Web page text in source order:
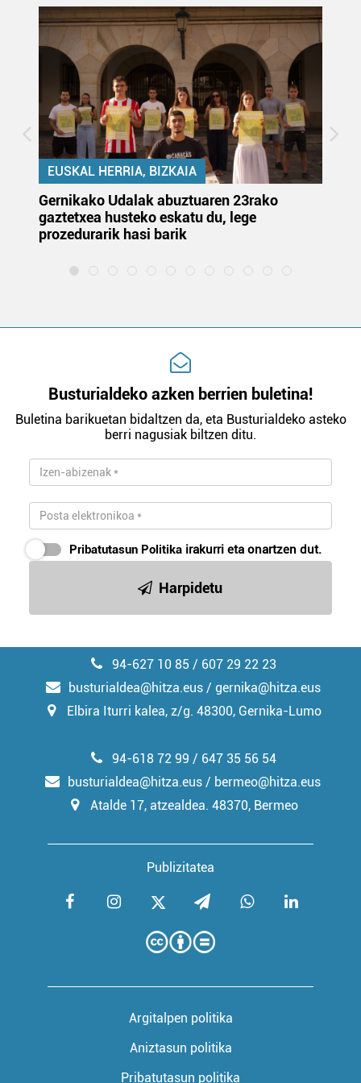
EUSKAL HERRIA, BIZKAIA
Gernikako Udalak abuztuaren 23rako
gaztetxea husteko eskatu du, lege
prozedurarik hasi barik
Busturialdeko azken berrien buletina!
Buletina barikuetan bidaltzen da, eta Busturialdeko asteko
berri nagusiak biltzen ditu.
Pribatutasun Politika irakurri eta onartzen dut.
Harpidetu
94-627 10 85 / 607 29 22 23
busturialdea@hitza.eus / gernika@hitza.eus
Elbira Iturri kalea, z/g. 48300, Gernika-Lumo
Publizitatea
94-618 72 99 / 647 35 56 54
busturialdea@hitza.eus / bermeo@hitza.eus
Atalde 17, atzealdea. 48370, Bermeo
Argitalpen politika
Aniztasun politika
Pribatutasun politika